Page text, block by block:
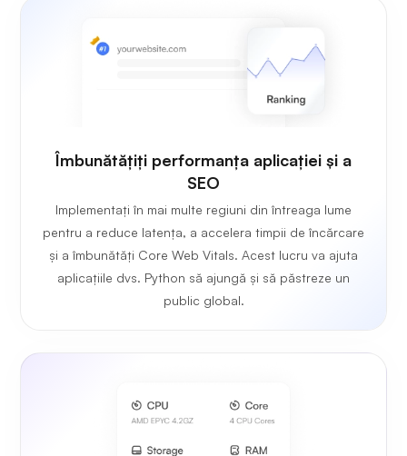
Îmbunătățiți performanța aplicației și a
SEO
Implementați în mai multe regiuni din întreaga lume
pentru a reduce latența, a accelera timpii de încărcare
și a îmbunătăți Core Web Vitals. Acest lucru va ajuta
aplicațiile dvs. Python să ajungă și să păstreze un
public global.